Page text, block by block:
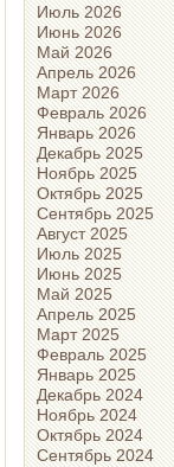
Июль 2026
Июнь 2026
Май 2026
Апрель 2026
Март 2026
Февраль 2026
Январь 2026
Декабрь 2025
Ноябрь 2025
Октябрь 2025
Сентябрь 2025
Август 2025
Июль 2025
Июнь 2025
Май 2025
Апрель 2025
Март 2025
Февраль 2025
Январь 2025
Декабрь 2024
Ноябрь 2024
Октябрь 2024
Сентябрь 2024